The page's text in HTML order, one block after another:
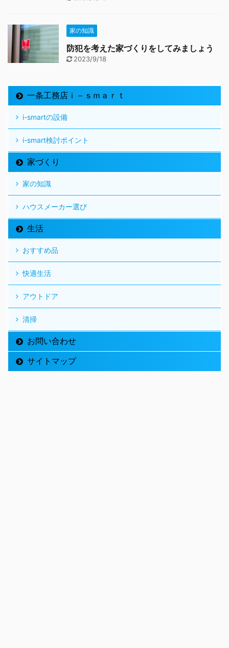
家の知識
防犯を考えた家づくりをしてみましょう
2023/9/18
一条工務店ｉ－ｓｍａｒｔ
i-smartの設備
i-smart検討ポイント
家づくり
家の知識
ハウスメーカー選び
生活
おすすめ品
快適生活
アウトドア
清掃
お問い合わせ
サイトマップ